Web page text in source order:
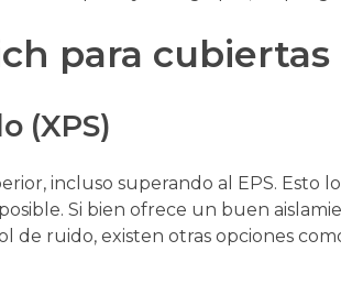
para cubiertas
(XPS)
incluso superando al EPS.
Si bien ofrece un buen
ruido, existen otras opciones